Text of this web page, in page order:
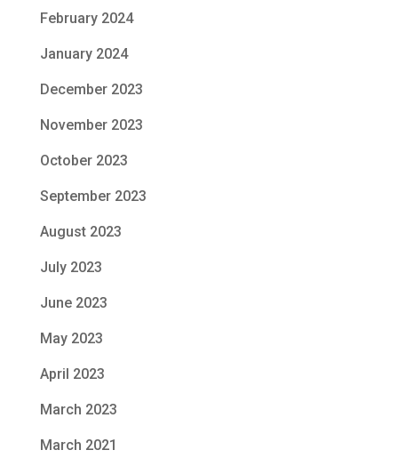
February 2024
January 2024
December 2023
November 2023
October 2023
September 2023
August 2023
July 2023
June 2023
May 2023
April 2023
March 2023
March 2021